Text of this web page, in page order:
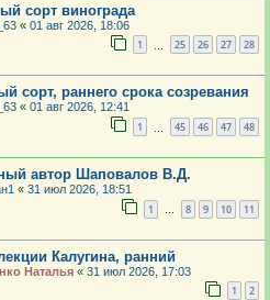
сорт винограда
« 01 авг 2026, 18:06
1 25 26 27 28
сорт, раннего срока созревания
« 01 авг 2026, 12:41
1 45 46 47 48
автор Шаповалов В.Д.
« 31 июл 2026, 18:51
1 … 8 9 10 11
Калугина, ранний
Наталья « 31 июл 2026, 17:03
1 2